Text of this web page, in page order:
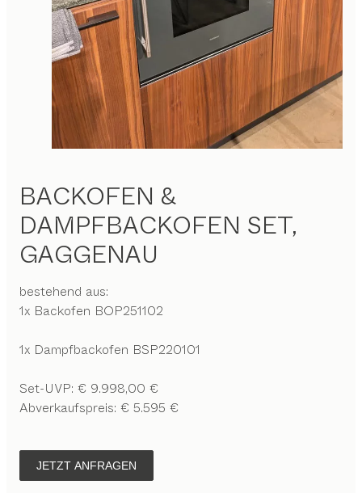
BACKOFEN &
DAMPFBACKOFEN SET,
GAGGENAU
bestehend aus:
1x Backofen BOP251102
1x Dampfbackofen BSP220101
Set-UVP: € 9.998,00 €
Abverkaufspreis: € 5.595 €
JETZT ANFRAGEN